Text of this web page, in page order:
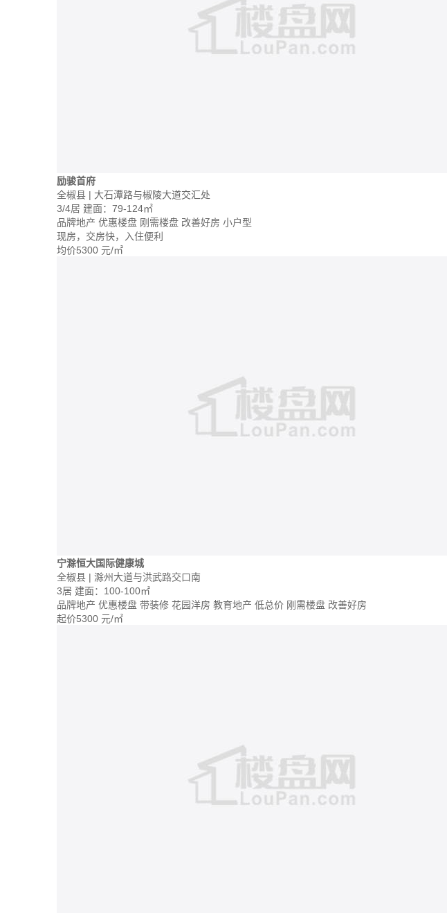
励骏首府
全椒县 | 大石潭路与椒陵大道交汇处
3/4居 建面：79-124㎡
品牌地产 优惠楼盘 刚需楼盘 改善好房 小户型
现房，交房快，入住便利
均价5300 元/㎡
宁滁恒大国际健康城
全椒县 | 滁州大道与洪武路交口南
3居 建面：100-100㎡
品牌地产 优惠楼盘 带装修 花园洋房 教育地产 低总价 刚需楼盘 改善好房
起价5300 元/㎡